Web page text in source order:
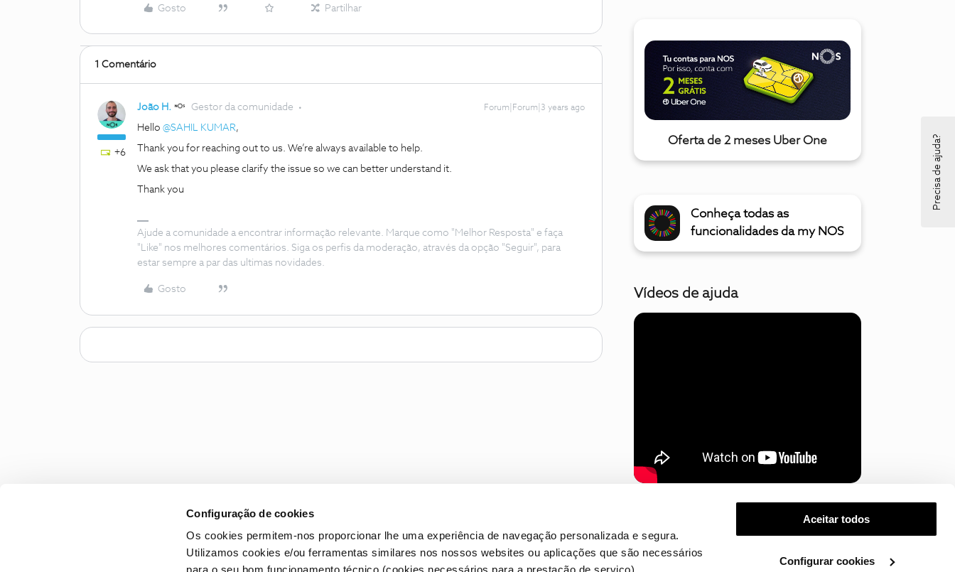
Configuração de cookies
Os cookies permitem-nos proporcionar lhe uma experiência de navegação personalizada e segura.
Utilizamos cookies e/ou ferramentas similares nos nossos websites ou aplicações que são necessários
Aceitar todos
Configurar cookies
Gosto Partilhar
1 Comentário
+6
João H. Gestor da comunidade Forum|Forum|3 years ago
Hello @SAHIL KUMAR,
Thank you for reaching out to us. We’re always available to help.
We ask that you please clarify the issue so we can better understand it.
Thank you
Ajude a comunidade a encontrar informação relevante. Marque como "Melhor Resposta" e faça
"Like" nos melhores comentários. Siga os perfis da moderação, através da opção "Seguir", para
estar sempre a par das ultimas novidades.
Gosto
Oferta de 2 meses Uber One
Conheça todas as
funcionalidades da my NOS
Vídeos de ajuda
Precisa de ajuda?